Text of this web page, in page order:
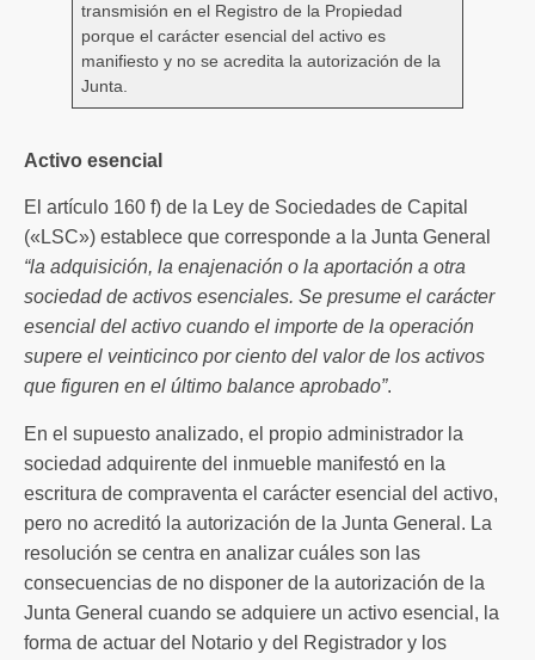
transmisión en el Registro de la Propiedad
porque el carácter esencial del activo es
manifiesto y no se acredita la autorización de la
Junta.
Activo esencial
El artículo 160 f) de la Ley de Sociedades de Capital
(«LSC») establece que corresponde a la Junta General
“la adquisición, la enajenación o la aportación a otra
sociedad de activos esenciales. Se presume el carácter
esencial del activo cuando el importe de la operación
supere el veinticinco por ciento del valor de los activos
que figuren en el último balance aprobado”.
En el supuesto analizado, el propio administrador la
sociedad adquirente del inmueble manifestó en la
escritura de compraventa el carácter esencial del activo,
pero no acreditó la autorización de la Junta General. La
resolución se centra en analizar cuáles son las
consecuencias de no disponer de la autorización de la
Junta General cuando se adquiere un activo esencial, la
forma de actuar del Notario y del Registrador y los